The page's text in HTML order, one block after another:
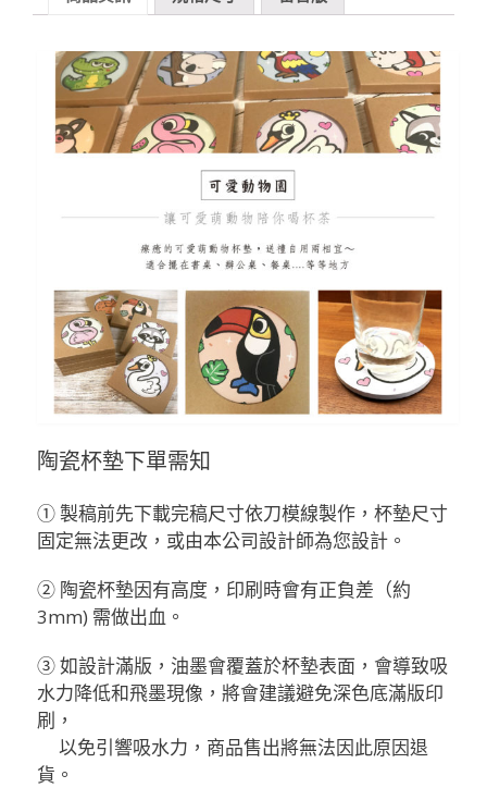
陶瓷杯墊下單需知
① 製稿前先下載完稿尺寸依刀模線製作，杯墊尺寸
固定無法更改，或由本公司設計師為您設計。
② 陶瓷杯墊因有高度，印刷時會有正負差（約
3mm) 需做出血。
③ 如設計滿版，油墨會覆蓋於杯墊表面，會導致吸
水力降低和飛墨現像，將會建議避免深色底滿版印
刷，
以免引響吸水力，商品售出將無法因此原因退
貨。